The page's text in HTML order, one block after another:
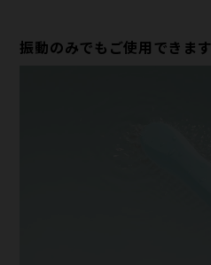
振動のみでもご使用できます